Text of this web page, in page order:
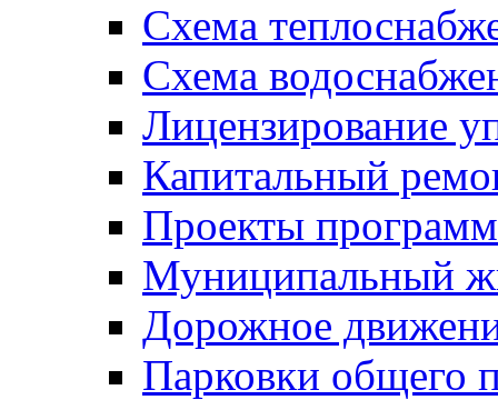
Схема
Схема
Лицензирование
Капитальный
Проекты программ
Муниципальный
Дорожное
Парковки общего